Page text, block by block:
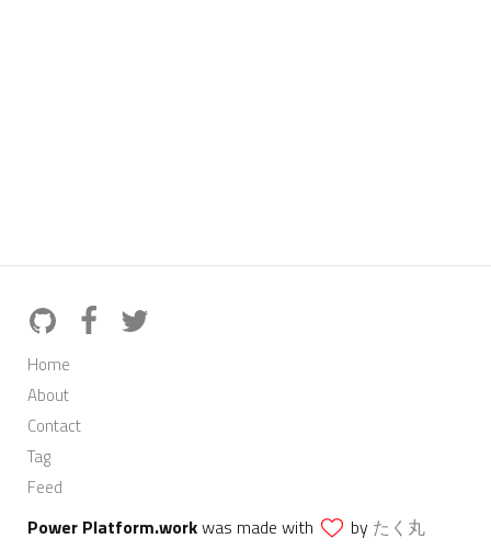
Home
About
Contact
Tag
Feed
Power Platform.workwas made with by たく丸